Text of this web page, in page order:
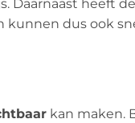
Daarnaast heeft
kunnen dus ook
kan maken.